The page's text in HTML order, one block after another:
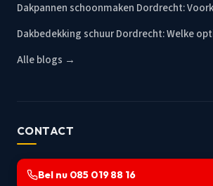
Dakpannen schoonmaken Dordrecht:
Dakbedekking schuur Dordrecht: Welke
Alle blogs →
CONTACT
Bel nu 085 019 88 16